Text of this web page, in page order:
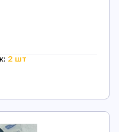
2 шт